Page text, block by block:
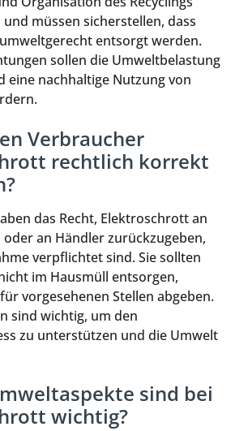
müssen sicherstellen, dass
entsorgt werden.
sollen die Umweltbelastung
eine nachhaltige Nutzung von
Verbraucher
rechtlich korrekt
das Recht, Elektroschrott an
an Händler zurückzugeben,
verpflichtet sind. Sie sollten
im Hausmüll entsorgen,
vorgesehenen Stellen abgeben.
sind wichtig, um den
zu unterstützen und die Umwelt
sind bei
wichtig?